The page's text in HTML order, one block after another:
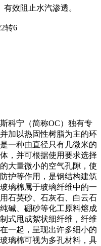
效阻止水汽渗透。
转6
科宁（简称OC）独有专
加以热固性树脂为主的环
一种由直径只有几微米的
，并可根据使用要求选择
大量微小的空气孔隙，使
护等作用，是钢结构建筑
璃棉属于玻璃纤维中的一
石英砂、石灰石、白云石
碱、硼砂等化工原料熔成
式甩成絮状细纤维，纤维
一起，呈现出许多细小的
璃棉可视为多孔材料，具